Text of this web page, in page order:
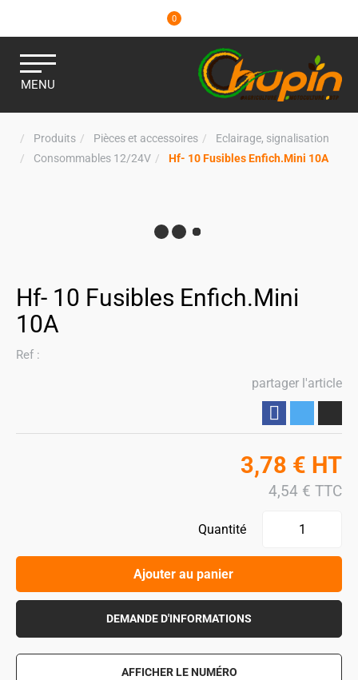
0
MENU
Produits Pièces et accessoires
Eclairage, signalisation
Consommables 12/24V
Hf- 10 Fusibles Enfich.Mini 10A
Hf- 10 Fusibles Enfich.Mini
10A
Ref :
partager l'article
3,78 € HT
4,54 € TTC
Quantité
Ajouter au panier
DEMANDE D'INFORMATIONS
AFFICHER LE NUMÉRO